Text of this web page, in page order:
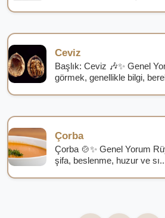
Ceviz
Başlık: Ceviz 🎶✨ Genel
görmek, genellikle bilgi,
Çorba
Çorba 🍲✨ Genel Yorum
şifa, beslenme, huzur ve